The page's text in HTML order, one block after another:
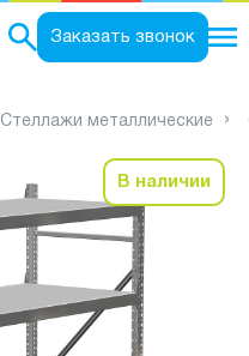
Заказать звонок
Стеллажи металлические
В наличии